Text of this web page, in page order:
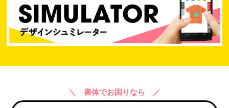
＼ 書体でお困りなら ／